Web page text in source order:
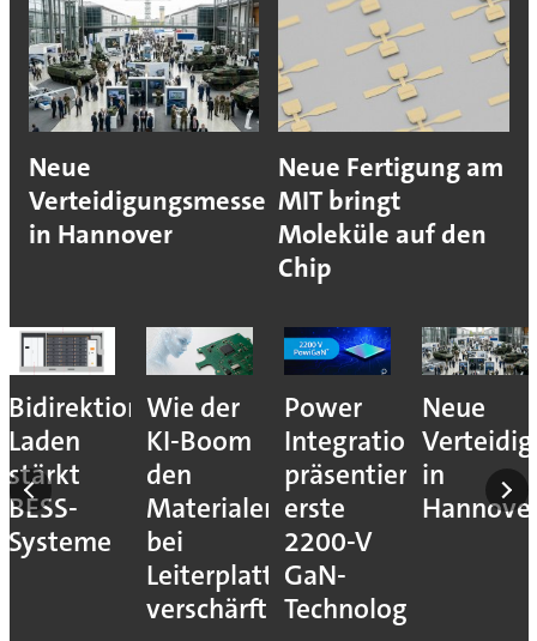
Neue
Verteidigungsmesse
in Hannover
Neue Fertigung am
MIT bringt
Moleküle auf den
Chip
Bidirektionales
Laden
stärkt
BESS-
Systeme
Wie der
KI-Boom
den
Materialengpass
bei
Leiterplatten
verschärft
Power
Integrations
präsentiert
erste
2200-V
GaN-
Technologie
Neue
in